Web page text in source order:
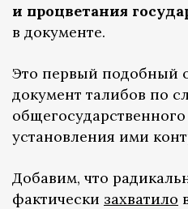
и процветания
в документе.
Это первый подобный
документ талибов по
установления ими
Добавим, что
фактически захватило